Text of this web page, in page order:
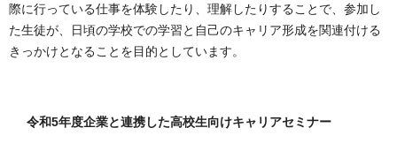
際に行っている仕事を体験したり、理解したりすることで、参加し
た生徒が、日頃の学校での学習と自己のキャリア形成を関連付ける
きっかけとなることを目的としています。
令和5年度企業と連携した高校生向けキャリアセミナー